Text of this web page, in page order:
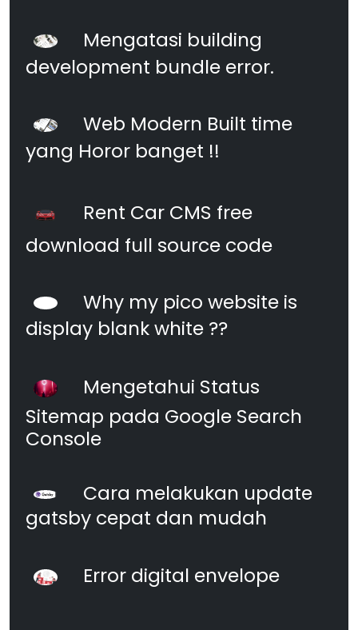
Mengatasi building
development bundle error.
Web Modern Built time
yang Horor banget !!
Rent Car CMS free
download full source code
Why my pico website is
display blank white ??
Mengetahui Status
Sitemap pada Google Search
Console
Cara melakukan update
gatsby cepat dan mudah
Error digital envelope